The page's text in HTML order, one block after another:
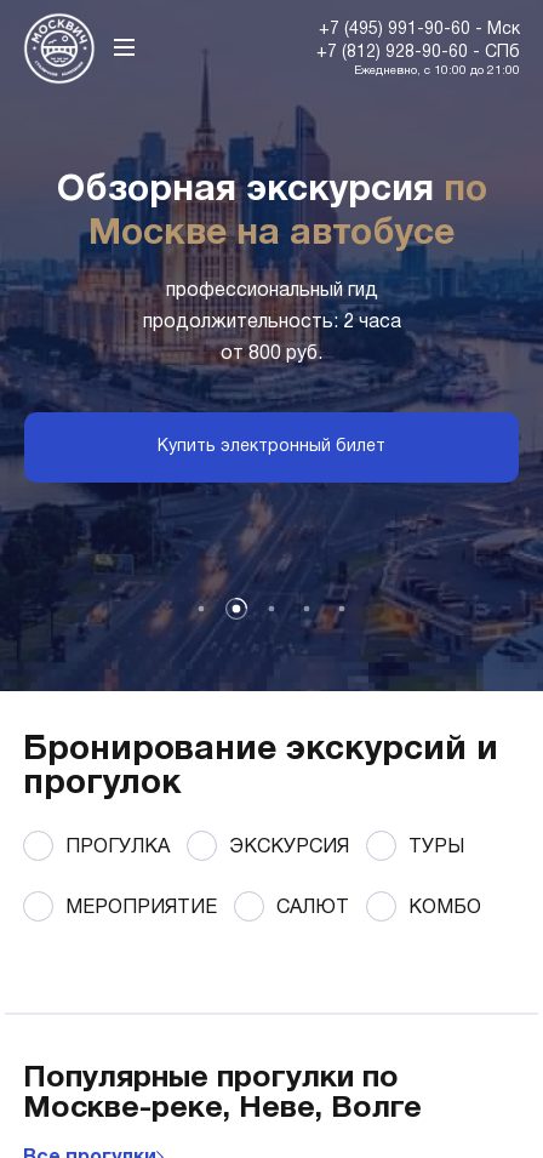
+7 (495) 991-90-60 - Мск
+7 (812) 928-90-60 - СПб
Ежедневно, с 10:00 до 21:00
Обзорная экскурсия по
Москве на автобусе
профессиональный гид
продолжительность: 2 часа
от 800 руб.
Купить электронный билет
Бронирование экскурсий и
прогулок
ПРОГУЛКА ЭКСКУРСИЯ ТУРЫ
МЕРОПРИЯТИЕ САЛЮТ КОМБО
Популярные прогулки по
Москве-реке, Неве, Волге